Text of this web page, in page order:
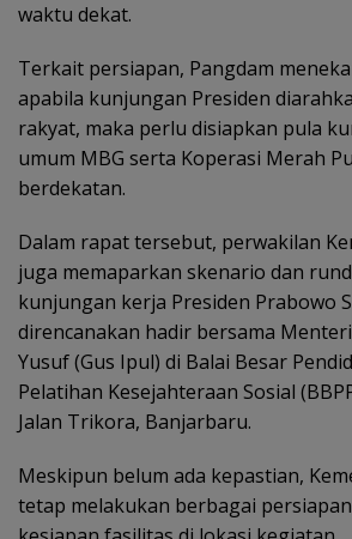
waktu dekat.
Terkait persiapan, Pangdam
apabila kunjungan Presiden
rakyat, maka perlu disiapkan pula
umum MBG serta Koperasi Merah
berdekatan.
Dalam rapat tersebut, perwakilan
juga memaparkan skenario dan
kunjungan kerja Presiden Prabowo
direncanakan hadir bersama
Yusuf (Gus Ipul) di Balai Besar
Pelatihan Kesejahteraan Sosial
Jalan Trikora, Banjarbaru.
Meskipun belum ada kepastian,
tetap melakukan berbagai